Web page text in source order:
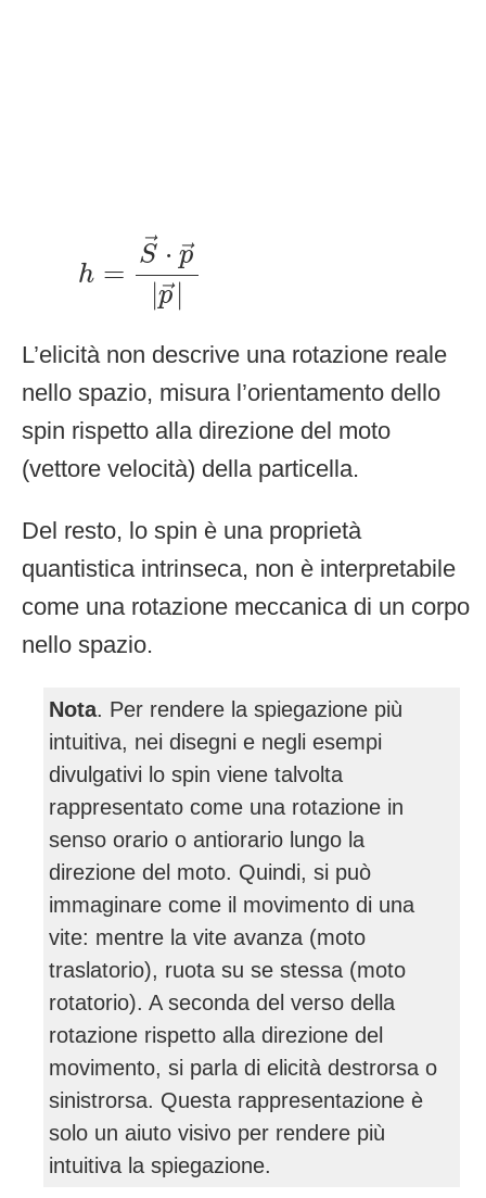
h =
→
S ⋅ →
p
|→
p |
→⋅ →
L’elicità non descrive una rotazione reale
nello spazio, misura l’orientamento dello
spin rispetto alla direzione del moto
(vettore velocità) della particella.
Del resto, lo spin è una proprietà
quantistica intrinseca, non è interpretabile
come una rotazione meccanica di un corpo
nello spazio.
Nota. Per rendere la spiegazione più
intuitiva, nei disegni e negli esempi
divulgativi lo spin viene talvolta
rappresentato come una rotazione in
senso orario o antiorario lungo la
direzione del moto. Quindi, si può
immaginare come il movimento di una
vite: mentre la vite avanza (moto
traslatorio), ruota su se stessa (moto
rotatorio). A seconda del verso della
rotazione rispetto alla direzione del
movimento, si parla di elicità destrorsa o
sinistrorsa. Questa rappresentazione è
solo un aiuto visivo per rendere più
intuitiva la spiegazione.